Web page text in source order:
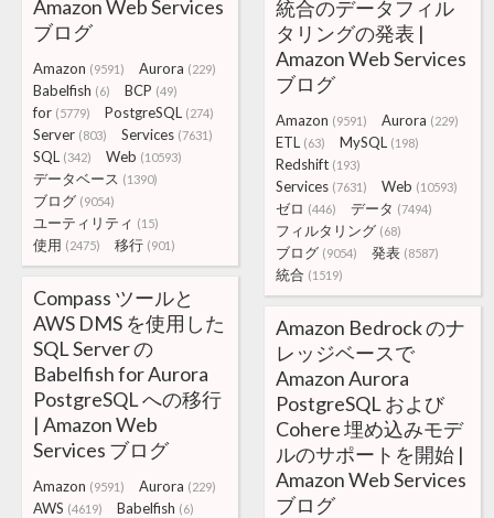
Amazon Web Services
ブログ
Amazon (9591) Aurora (229)
Babelfish (6) BCP (49)
for (5779) PostgreSQL (274)
Server (803) Services (7631)
SQL (342) Web (10593)
データベース (1390)
ブログ (9054)
ユーティリティ (15)
使用 (2475) 移行 (901)
統合のデータフィル
タリングの発表 |
Amazon Web Services
ブログ
Amazon (9591) Aurora (229)
ETL (63) MySQL (198)
Redshift (193)
Services (7631) Web (10593)
ゼロ (446) データ (7494)
フィルタリング (68)
ブログ (9054) 発表 (8587)
統合 (1519)
Compass ツールと
AWS DMS を使用した
SQL Server の
Babelfish for Aurora
PostgreSQL への移行
| Amazon Web
Services ブログ
Amazon (9591) Aurora (229)
AWS (4619) Babelfish (6)
Amazon Bedrock のナ
レッジベースで
Amazon Aurora
PostgreSQL および
Cohere 埋め込みモデ
ルのサポートを開始 |
Amazon Web Services
ブログ